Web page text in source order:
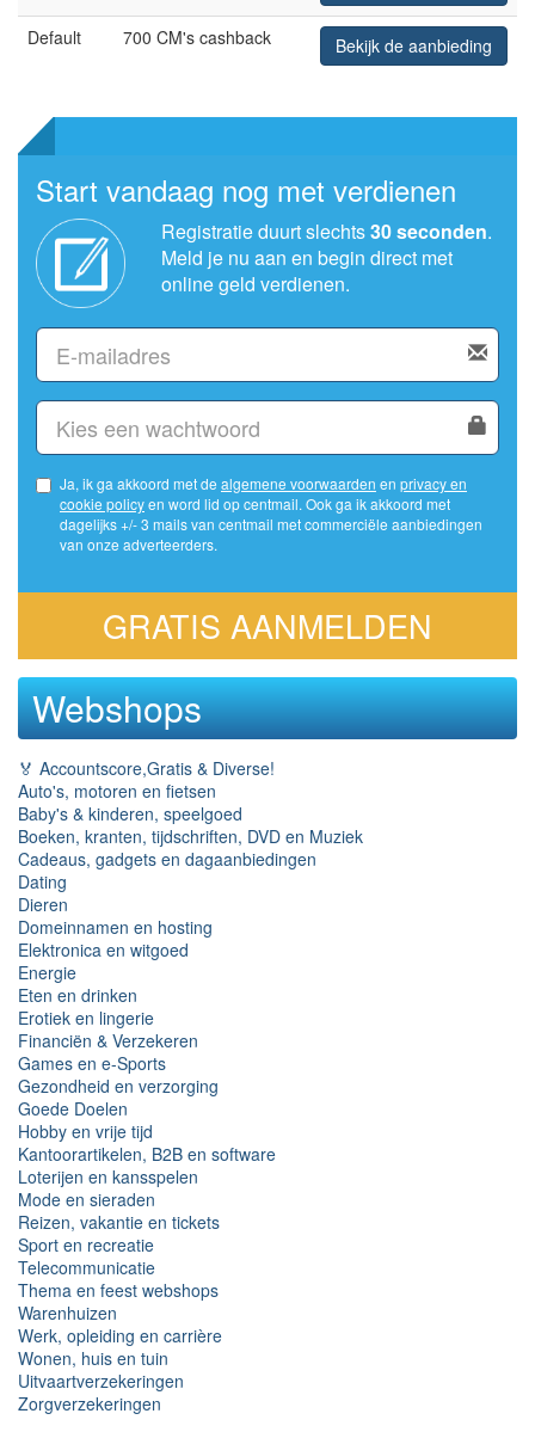
Default 700 CM's cashback Bekijk de aanbieding
Start vandaag nog met verdienen
Registratie duurt slechts30 seconden.
Meld je nu aan en begin direct met
online geld verdienen.
Ja, ik ga akkoord met de algemene voorwaarden en privacy en
cookie policy
dagelijks +/- 3 mails van centmail met commerciële aanbiedingen
van onze adverteerders.
GRATIS AANMELDEN
Webshops
🏅 Accountscore,Gratis & Diverse!
Auto's, motoren en fietsen
Baby's & kinderen, speelgoed
Boeken, kranten, tijdschriften, DVD en Muziek
Cadeaus, gadgets en dagaanbiedingen
Dating
Dieren
Domeinnamen en hosting
Elektronica en witgoed
Energie
Eten en drinken
Erotiek en lingerie
Financiën & Verzekeren
Games en e-Sports
Gezondheid en verzorging
Goede Doelen
Hobby en vrije tijd
Kantoorartikelen, B2B en software
Loterijen en kansspelen
Mode en sieraden
Reizen, vakantie en tickets
Sport en recreatie
Telecommunicatie
Thema en feest webshops
Warenhuizen
Werk, opleiding en carrière
Wonen, huis en tuin
Uitvaartverzekeringen
Zorgverzekeringen